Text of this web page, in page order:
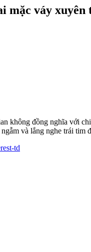
mặc váy xuyên
không đồng nghĩa với
và lắng nghe trái tim